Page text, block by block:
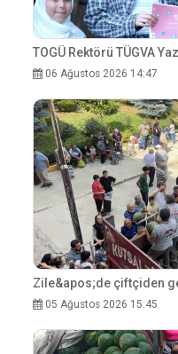
TOGÜ Rektörü TÜGVA
06 Ağustos 2026 14:47
05 Ağustos 2026 15:45